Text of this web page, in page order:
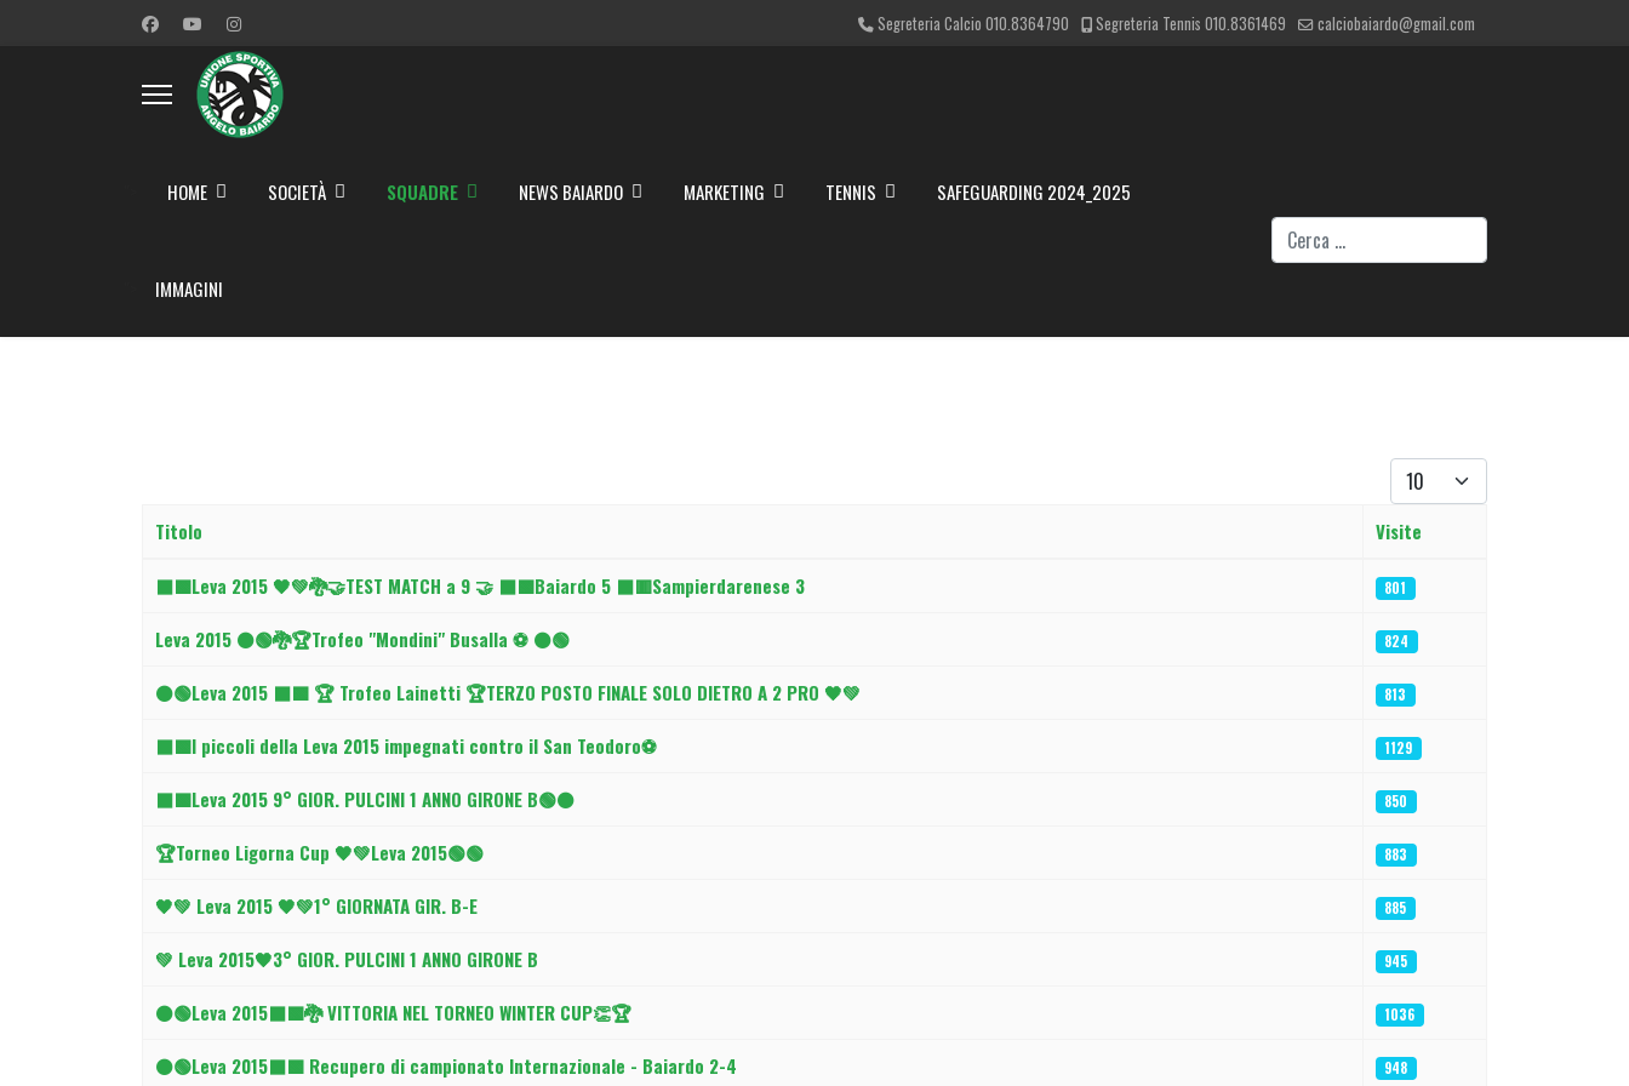
Segreteria Calcio 010.8364790 Segreteria Tennis 010.8361469 calciobaiardo@gmail.com
HOME SOCIETÀ SQUADRE NEWS BAIARDO MARKETING TENNIS SAFEGUARDING 2024_2025
IMMAGINI
Cerca
Visualizza #
Titolo Visite
⬛🟩Leva 2015 🖤💚🐉🤝TEST MATCH a 9 🤝 ⬛️🟩Baiardo 5 ⬛️🟥Sampierdarenese 3 801
Leva 2015 ⚫🟢🐉🏆Trofeo "Mondini" Busalla ⚽ ⚫🟢 824
⚫🟢Leva 2015 ⬛🟩 🏆 Trofeo Lainetti 🏆TERZO POSTO FINALE SOLO DIETRO A 2 PRO 🖤💚 813
⬛🟩I piccoli della Leva 2015 impegnati contro il San Teodoro⚽ 1129
⬛🟩Leva 2015 9° GIOR. PULCINI 1 ANNO GIRONE B🟢⚫ 850
🏆Torneo Ligorna Cup 🖤💚Leva 2015🟢🟢 883
🖤💚 Leva 2015 🖤💚1° GIORNATA GIR. B-E 885
💚 Leva 2015🖤3° GIOR. PULCINI 1 ANNO GIRONE B 945
⚫🟢Leva 2015⬛🟩🐉 VITTORIA NEL TORNEO WINTER CUP👏🏆 1036
⚫🟢Leva 2015⬛🟩 Recupero di campionato Internazionale - Baiardo 2-4 948